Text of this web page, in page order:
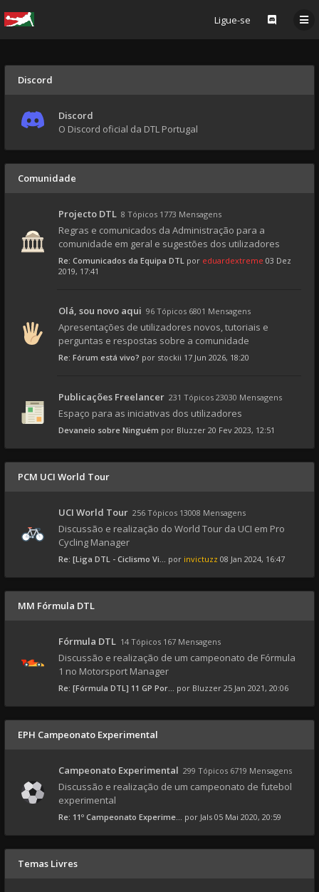
Ligue-se
Discord
Discord
O Discord oficial da DTL Portugal
Comunidade
Projecto DTL 8 Tópicos 1773 Mensagens
Regras e comunicados da Administração para a
comunidade em geral e sugestões dos utilizadores
Re: Comunicados da Equipa DTL por eduardextreme 03 Dez
2019, 17:41
Olá, sou novo aqui 96 Tópicos 6801 Mensagens
Apresentações de utilizadores novos, tutoriais e
perguntas e respostas sobre a comunidade
Re: Fórum está vivo? por stockii 17 Jun 2026, 18:20
Publicações Freelancer 231 Tópicos 23030 Mensagens
Espaço para as iniciativas dos utilizadores
Devaneio sobre Ninguém por Bluzzer 20 Fev 2023, 12:51
PCM UCI World Tour
UCI World Tour 256 Tópicos 13008 Mensagens
Discussão e realização do World Tour da UCI em Pro
Cycling Manager
Re: [Liga DTL - Ciclismo Vi... por invictuzz 08 Jan 2024, 16:47
MM Fórmula DTL
Fórmula DTL 14 Tópicos 167 Mensagens
Discussão e realização de um campeonato de Fórmula
1 no Motorsport Manager
Re: [Fórmula DTL] 11 GP Por... por Bluzzer 25 Jan 2021, 20:06
EPH Campeonato Experimental
Campeonato Experimental 299 Tópicos 6719 Mensagens
Discussão e realização de um campeonato de futebol
experimental
Re: 11º Campeonato Experime... por Jals 05 Mai 2020, 20:59
Temas Livres